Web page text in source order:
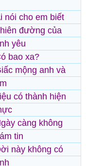
nói cho em biết
đường của
yêu
bao xa?
mộng anh và
có thành hiện
càng không
tin
này không có